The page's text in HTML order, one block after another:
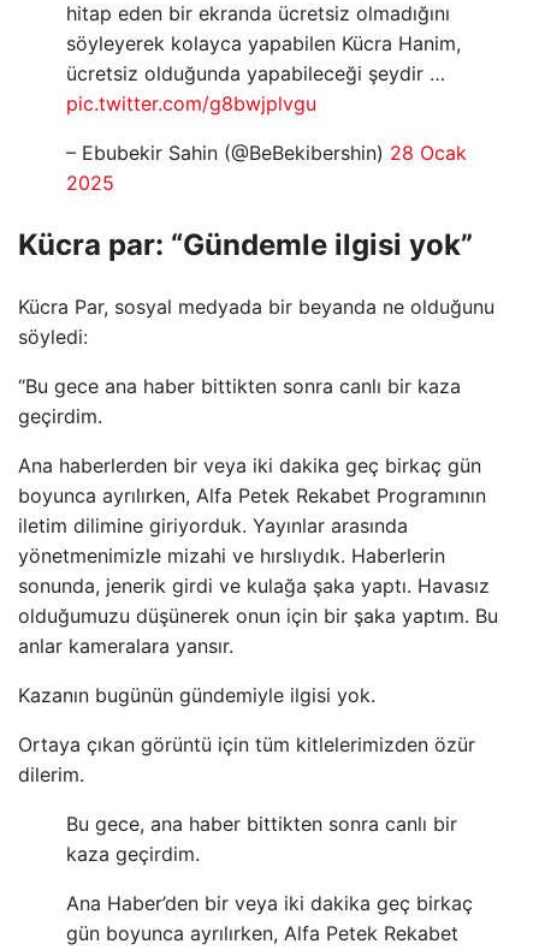
hitap eden bir ekranda ücretsiz olmadığını
söyleyerek kolayca yapabilen Kücra Hanim,
ücretsiz olduğunda yapabileceği şeydir …
pic.twitter.com/g8bwjplvgu
– Ebubekir Sahin (@BeBekibershin) 28 Ocak
2025
Kücra par: “Gündemle ilgisi yok”
Kücra Par, sosyal medyada bir beyanda ne olduğunu
söyledi:
“Bu gece ana haber bittikten sonra canlı bir kaza
geçirdim.
Ana haberlerden bir veya iki dakika geç birkaç gün
boyunca ayrılırken, Alfa Petek Rekabet Programının
iletim dilimine giriyorduk. Yayınlar arasında
yönetmenimizle mizahi ve hırslıydık. Haberlerin
sonunda, jenerik girdi ve kulağa şaka yaptı. Havasız
olduğumuzu düşünerek onun için bir şaka yaptım. Bu
anlar kameralara yansır.
Kazanın bugünün gündemiyle ilgisi yok.
Ortaya çıkan görüntü için tüm kitlelerimizden özür
dilerim.
Bu gece, ana haber bittikten sonra canlı bir
kaza geçirdim.
Ana Haber’den bir veya iki dakika geç birkaç
gün boyunca ayrılırken, Alfa Petek Rekabet